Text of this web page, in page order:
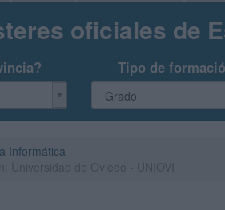
oficiales de
Tipo de
Informática